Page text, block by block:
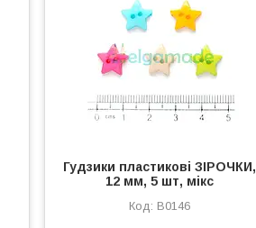
Гудзики пластикові ЗІРОЧКИ,
12 мм, 5 шт, мікс
B0146